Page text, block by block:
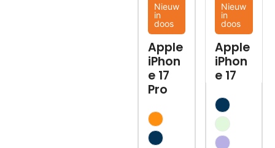
Nieuw
in
doos
Apple
iPhon
e 17
Pro
Nieuw
in
doos
Apple
iPhon
e 17